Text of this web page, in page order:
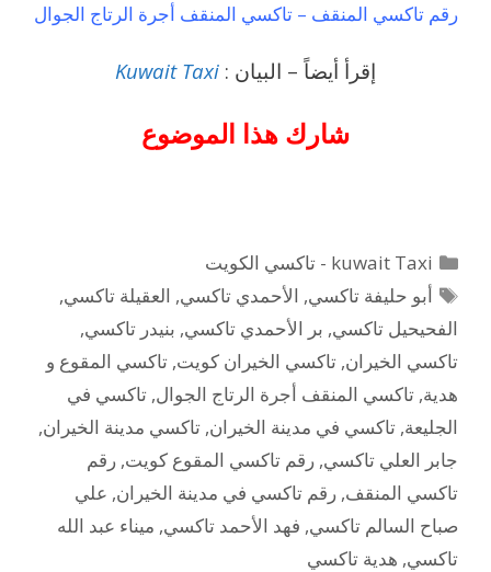
رقم تاكسي المنقف – تاكسي المنقف أجرة الرتاج الجوال
إقرأ أيضاً – البيان : Kuwait Taxi
شارك هذا الموضوع
التصنيفات
kuwait Taxi - تاكسي الكويت
الوسوم
أبو حليفة تاكسي, الأحمدي تاكسي, العقيلة تاكسي,
الفحيحيل تاكسي, بر الأحمدي تاكسي, بنيدر تاكسي,
تاكسي الخيران, تاكسي الخيران كويت, تاكسي المقوع و
هدية, تاكسي المنقف أجرة الرتاج الجوال, تاكسي في
الجليعة, تاكسي في مدينة الخيران, تاكسي مدينة الخيران,
جابر العلي تاكسي, رقم تاكسي المقوع كويت, رقم
تاكسي المنقف, رقم تاكسي في مدينة الخيران, علي
صباح السالم تاكسي, فهد الأحمد تاكسي, ميناء عبد الله
تاكسي, هدية تاكسي